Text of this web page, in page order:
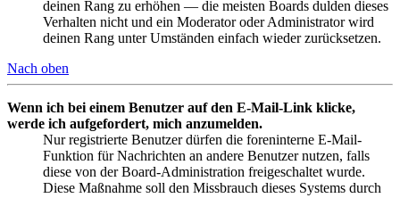
deinen Rang zu erhöhen — die meisten Boards dulden dieses
Verhalten nicht und ein Moderator oder Administrator wird
deinen Rang unter Umständen einfach wieder zurücksetzen.
Nach oben
Wenn ich bei einem Benutzer auf den E-Mail-Link klicke,
werde ich aufgefordert, mich anzumelden.
Nur registrierte Benutzer dürfen die foreninterne E-Mail-
Funktion für Nachrichten an andere Benutzer nutzen, falls
diese von der Board-Administration freigeschaltet wurde.
Diese Maßnahme soll den Missbrauch dieses Systems durch